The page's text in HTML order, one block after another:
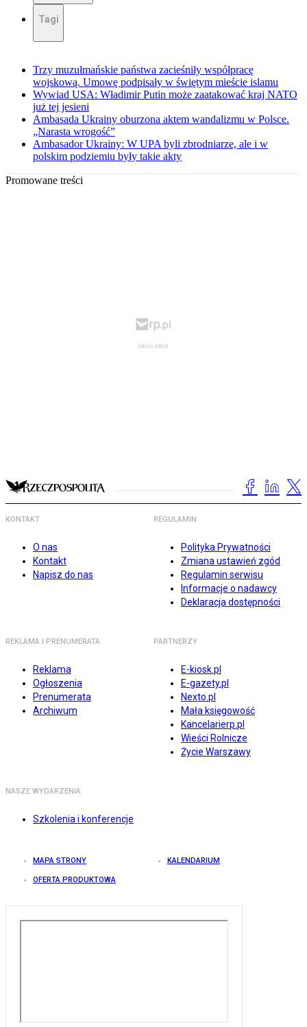
Tagi
Trzy muzułmańskie państwa zacieśniły współpracę
wojskową. Umowę podpisały w świętym mieście islamu
Wywiad USA: Władimir Putin może zaatakować kraj NATO
już tej jesieni
Ambasada Ukrainy oburzona aktem wandalizmu w Polsce.
„Narasta wrogość”
Ambasador Ukrainy: W UPA byli zbrodniarze, ale i w
polskim podziemiu były takie akty
Promowane treści
KONTAKT
O nas
Kontakt
Napisz do nas
REGULAMIN
Polityka Prywatności
Zmiana ustawień zgód
Regulamin serwisu
Informacje o nadawcy
Deklaracja dostępności
REKLAMA I PRENUMERATA
Reklama
Ogłoszenia
Prenumerata
Archiwum
PARTNERZY
E-kiosk.pl
E-gazety.pl
Nexto.pl
Mała księgowość
Kancelarierp.pl
Wieści Rolnicze
Życie Warszawy
NASZE WYDARZENIA
Szkolenia i konferencje
MAPA STRONY KALENDARIUM
OFERTA PRODUKTOWA